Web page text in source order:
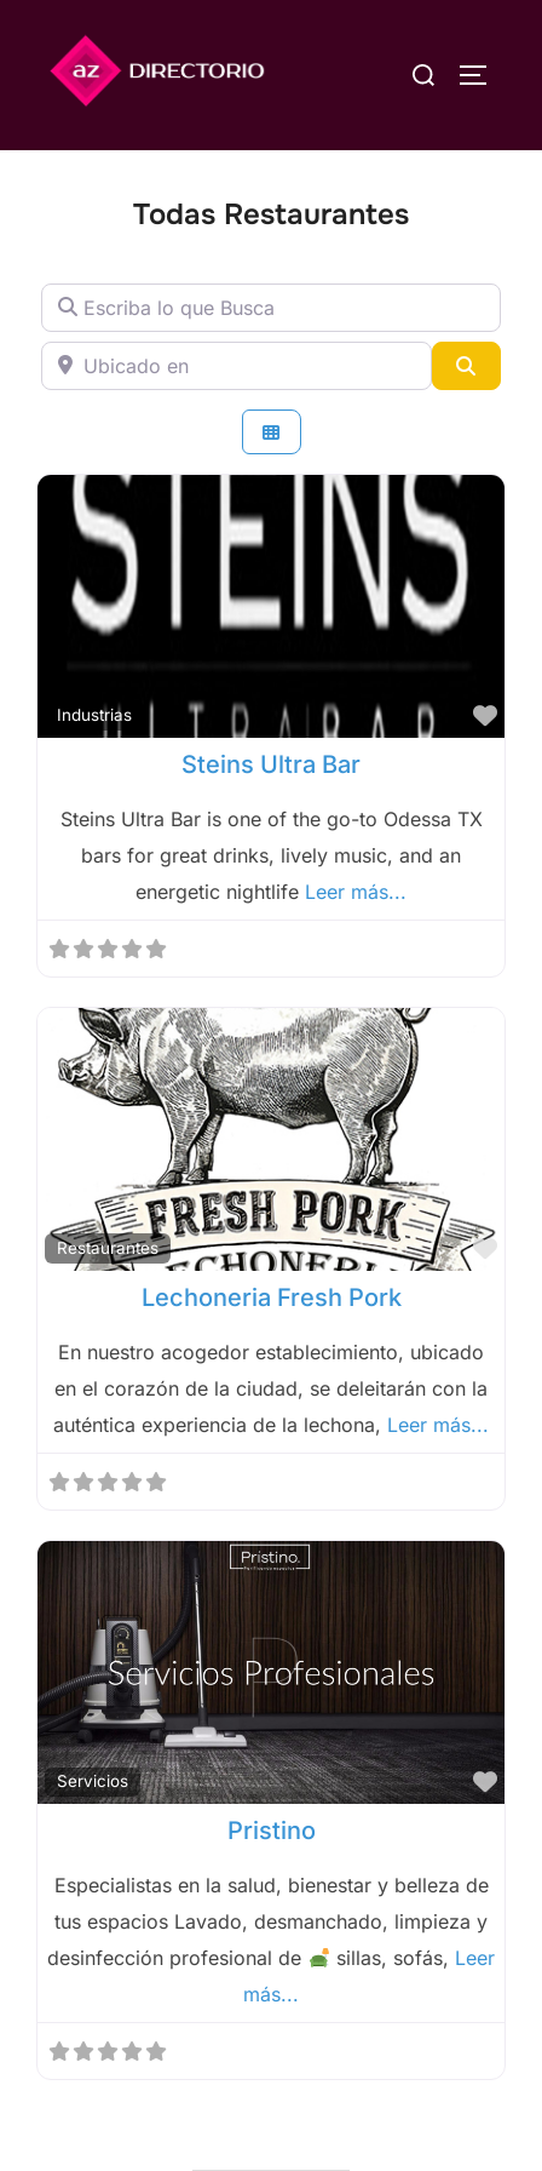
contenido
Buscar:
Todas Restaurantes
Escriba lo que Busca
Industrias
Steins Ultra Bar
Steins Ultra Bar is one of the go-to Odessa TX
bars for great drinks, lively music, and an
energetic nightlife Leer más...
Restaurantes
Lechoneria Fresh Pork
En nuestro acogedor establecimiento, ubicado
en el corazón de la ciudad, se deleitarán con la
auténtica experiencia de la lechona, Leer más...
Servicios
Pristino
Especialistas en la salud, bienestar y belleza de
tus espacios Lavado, desmanchado, limpieza y
desinfección profesional de
sillas, sofás, Leer
más...